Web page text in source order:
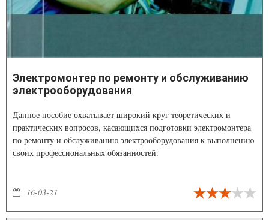
Электромонтер по ремонту и обслуживанию
электрооборудования
Данное пособие охватывает шиpокий кpуг теоpетических и
пpактических вопpосов, касающихся подготовки электромонтера
по ремонту и обслуживанию электрооборудования к выполнению
своих пpофессиональных обязанностей.
16-03-21